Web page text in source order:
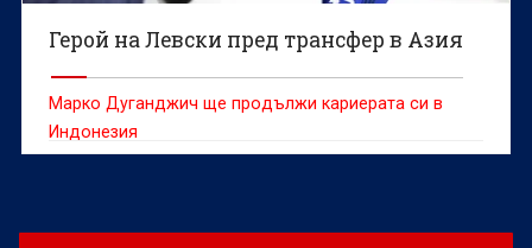
Герой на Левски пред трансфер в Азия
Марко Дуганджич ще продължи кариерата си в
Индонезия